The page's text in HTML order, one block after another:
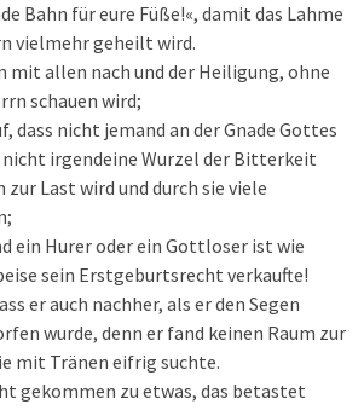
Bahn für eure Füße!«, damit das Lahme
vielmehr geheilt wird.
mit allen nach und der Heiligung, ohne
schauen wird;
dass nicht jemand an der Gnade Gottes
nicht irgendeine Wurzel der Bitterkeit
zur Last wird und durch sie viele
ein Hurer oder ein Gottloser ist wie
sein Erstgeburtsrecht verkaufte!
er auch nachher, als er den Segen
wurde, denn er fand keinen Raum zur
mit Tränen eifrig suchte.
gekommen zu etwas, das betastet